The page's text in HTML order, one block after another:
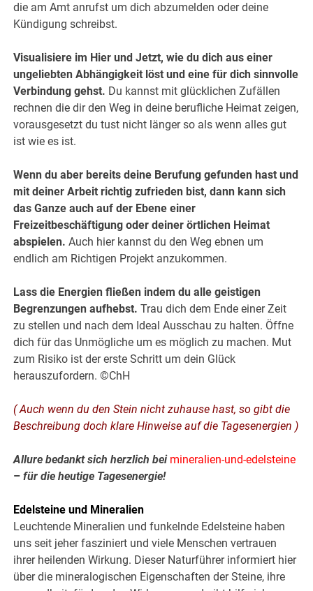
die am Amt anrufst um dich abzumelden oder deine
Kündigung schreibst.
Visualisiere im Hier und Jetzt, wie du dich aus einer
ungeliebten Abhängigkeit löst und eine für dich sinnvolle
Verbindung gehst. Du kannst mit glücklichen Zufällen
rechnen die dir den Weg in deine berufliche Heimat zeigen,
vorausgesetzt du tust nicht länger so als wenn alles gut
ist wie es ist.
Wenn du aber bereits deine Berufung gefunden hast und
mit deiner Arbeit richtig zufrieden bist, dann kann sich
das Ganze auch auf der Ebene einer
Freizeitbeschäftigung oder deiner örtlichen Heimat
abspielen. Auch hier kannst du den Weg ebnen um
endlich am Richtigen Projekt anzukommen.
Lass die Energien fließen indem du alle geistigen
Begrenzungen aufhebst. Trau dich dem Ende einer Zeit
zu stellen und nach dem Ideal Ausschau zu halten. Öffne
dich für das Unmögliche um es möglich zu machen. Mut
zum Risiko ist der erste Schritt um dein Glück
herauszufordern. ©ChH
( Auch wenn du den Stein nicht zuhause hast, so gibt die
Beschreibung doch klare Hinweise auf die Tagesenergien )
Allure bedankt sich herzlich bei mineralien-und-edelsteine
–für die heutige Tagesenergie!
Edelsteine und Mineralien
Leuchtende Mineralien und funkelnde Edelsteine haben
uns seit jeher fasziniert und viele Menschen vertrauen
ihrer heilenden Wirkung. Dieser Naturführer informiert hier
über die mineralogischen Eigenschaften der Steine, ihre